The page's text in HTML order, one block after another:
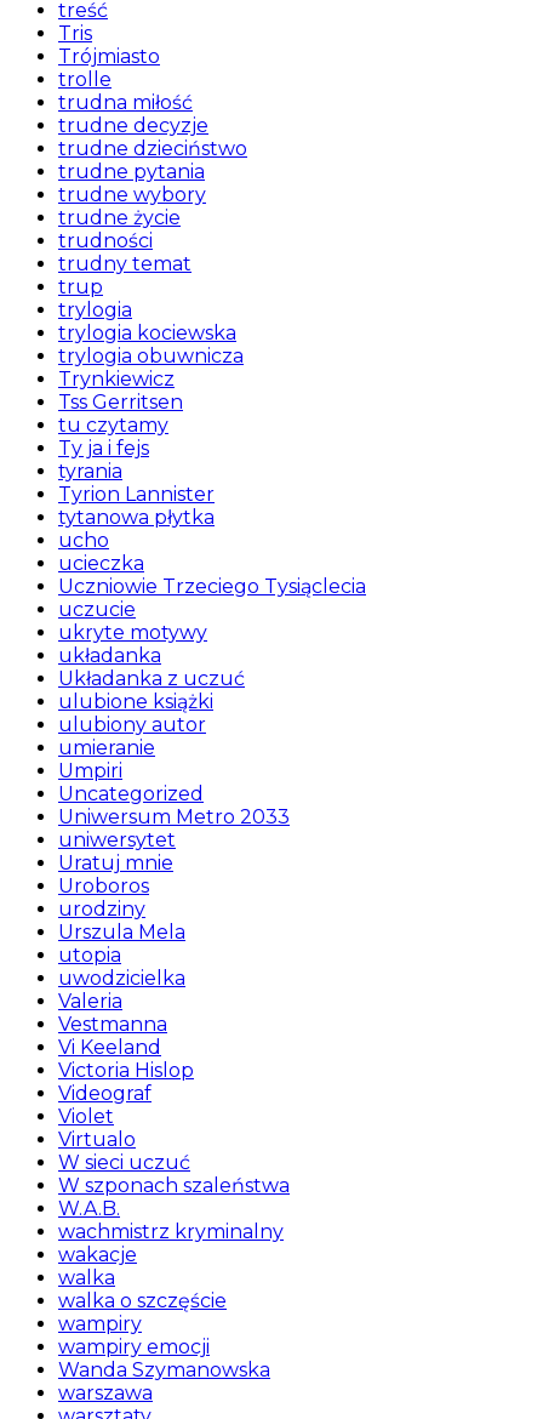
treść
Tris
Trójmiasto
trolle
trudna miłość
trudne decyzje
trudne dzieciństwo
trudne pytania
trudne wybory
trudne życie
trudności
trudny temat
trup
trylogia
trylogia kociewska
trylogia obuwnicza
Trynkiewicz
Tss Gerritsen
tu czytamy
Ty ja i fejs
tyrania
Tyrion Lannister
tytanowa płytka
ucho
ucieczka
Uczniowie Trzeciego Tysiąclecia
uczucie
ukryte motywy
układanka
Układanka z uczuć
ulubione książki
ulubiony autor
umieranie
Umpiri
Uncategorized
Uniwersum Metro 2033
uniwersytet
Uratuj mnie
Uroboros
urodziny
Urszula Mela
utopia
uwodzicielka
Valeria
Vestmanna
Vi Keeland
Victoria Hislop
Videograf
Violet
Virtualo
W sieci uczuć
W szponach szaleństwa
W.A.B.
wachmistrz kryminalny
wakacje
walka
walka o szczęście
wampiry
wampiry emocji
Wanda Szymanowska
warszawa